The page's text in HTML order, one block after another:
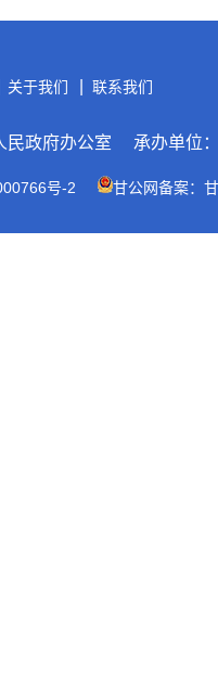
关于我们 联系我们
民政府办公室 承办单位
号-2 甘公网备案：